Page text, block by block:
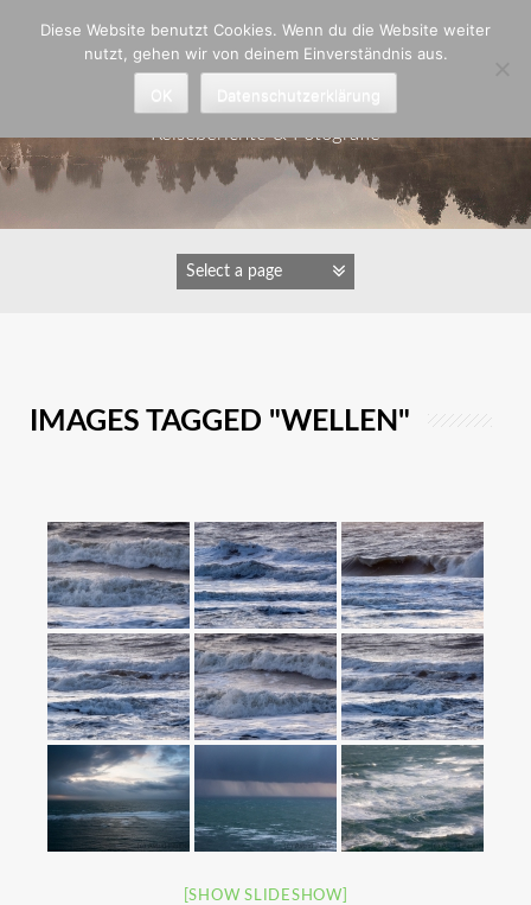
Astrid Padberg
Reiseberichte & Fotografie
IMAGES TAGGED "WELLEN"
[SHOW SLIDESHOW]
Diese Website benutzt Cookies. Wenn du die Website weiter
nutzt, gehen wir von deinem Einverständnis aus.